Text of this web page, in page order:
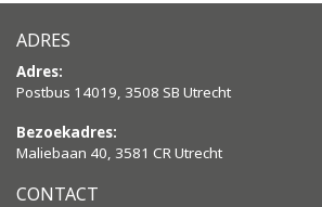
ADRES
Adres:
Postbus 14019, 3508 SB Utrecht
Bezoekadres:
Maliebaan 40, 3581 CR Utrecht
CONTACT